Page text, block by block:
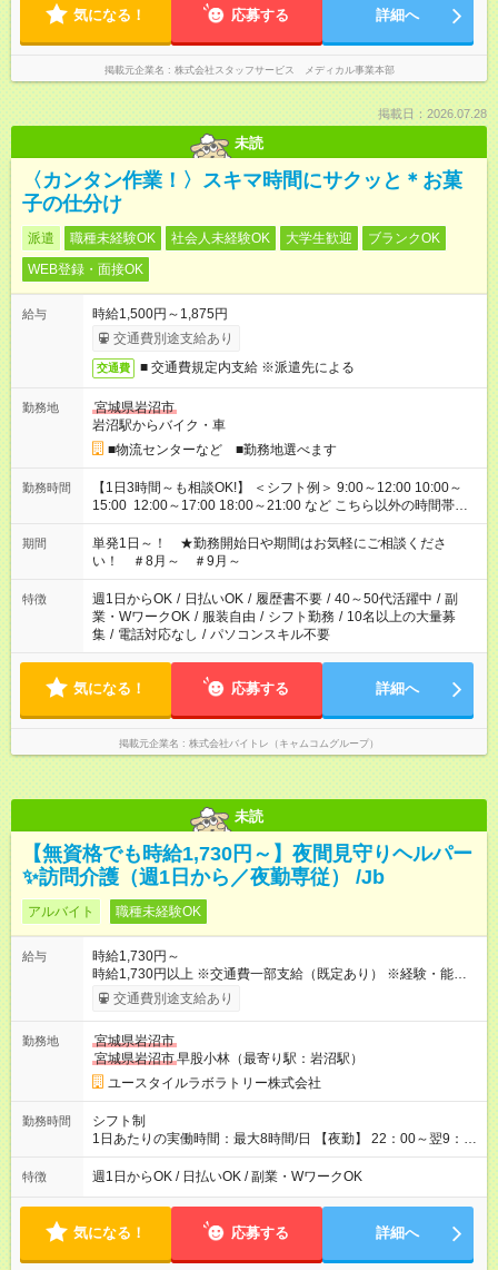
気になる！ 応募する 詳細へ
掲載元企業名 株式会社スタッフサービス メディカル事業本部
掲載日：2026.07.28
未読
〈カンタン作業！〉スキマ時間にサクッと＊お菓
子の仕分け
派遣 職種未経験OK 社会人未経験OK 大学生歓迎
ブランクOK
WEB登録・面接OK
給与
時給1,500円～1,875円
交通費別途支給あり
交通費 ■ 交通費規定内支給 ※派遣先による
勤務地
宮城県岩沼市
岩沼駅からバイク・車
■物流センターなど ■勤務地選べます
勤務時間
【1日3時間～も相談OK!】 ＜シフト例＞ 9:00～12:00 10:00～
15:00 12:00～17:00 18:00～21:00 など こちら以外の時間帯も
お気軽にご相談ください！
期間
単発1日～！ ★勤務開始日や期間はお気軽にご相談くださ
い！ ＃8月～ ＃9月～
特徴 週1日からOK / 日払いOK / 履歴書不要 / 40～50代活躍中 / 副
業・WワークOK / 服装自由 / シフト勤務 / 10名以上の大量募
集 / 電話対応なし / パソコンスキル不要
気になる！ 応募する 詳細へ
掲載元企業名 株式会社バイトレ（キャムコムグループ）
未読
【無資格でも時給1,730円～】夜間見守りヘルパー
✨訪問介護（週1日から／夜勤専従） /Jb
アルバイト 職種未経験OK
給与
時給1,730円～
時給1,730円以上 ※交通費一部支給（既定あり） ※経験・能力を
考慮して決定します 【収入例】 週1回勤務の場合：1,730円×8時
間×4回=5万5,360円 週3回勤務の場合：1,730円×8時間×12回
月 ※ 雇用形態と給与に、本採用時と異なる部分があります。 雇
用形態：本採用時と同じです。 給与：時給 1,470円以上
交通費別途支給あり
勤務地
宮城県岩沼市
宮城県岩沼市早股小林（最寄り駅：岩沼駅）
ユースタイルラボラトリー株式会社
勤務時間
シフト制
1日あたりの実働時間：最大8時間/日 【夜勤】 22：00～翌9：
00 ※週1日～OK ／ 夜勤専従 ＊＊ 勤務時間例 ＊＊ ■22時か
ら翌7時 ■23時から翌8時 ■24時から翌9時 など ※上記の時間
ます。 ※曜日固定（毎週同じ曜日での勤務となります）
特徴 週1日からOK / 日払いOK / 副業・WワークOK
気になる！ 応募する 詳細へ